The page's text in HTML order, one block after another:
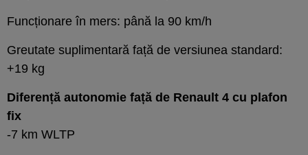
Funcționare în mers: până la 90 km/h
Greutate suplimentară față de versiunea standard:
+19 kg
Diferență autonomie față de Renault 4 cu plafon
fix
-7 km WLTP